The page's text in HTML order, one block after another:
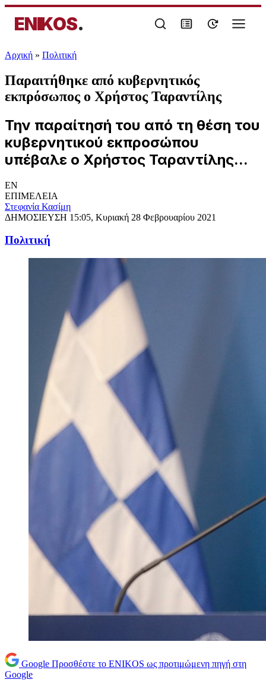
ENIKOS.
Αρχική » Πολιτική
Παραιτήθηκε από κυβερνητικός
εκπρόσωπος ο Χρήστος Ταραντίλης
Την παραίτησή του από τη θέση του
κυβερνητικού εκπροσώπου
υπέβαλε ο Χρήστος Ταραντίλης...
EN
ΕΠΙΜΕΛΕΙΑ
Στεφανία Κασίμη
ΔΗΜΟΣΙΕΥΣΗ 15:05, Κυριακή 28 Φεβρουαρίου 2021
Πολιτική
Google Προσθέστε το ENIKOS ως προτιμώμενη πηγή στη
Google